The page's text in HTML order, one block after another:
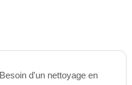
Besoin d'un nettoyage en